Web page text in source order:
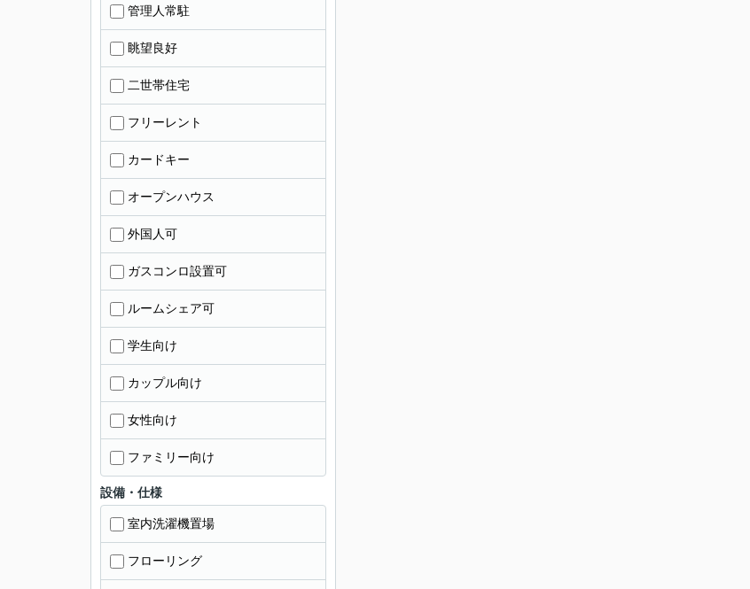
管理人常駐
眺望良好
二世帯住宅
フリーレント
カードキー
オープンハウス
外国人可
ガスコンロ設置可
ルームシェア可
学生向け
カップル向け
女性向け
ファミリー向け
設備・仕様
室内洗濯機置場
フローリング